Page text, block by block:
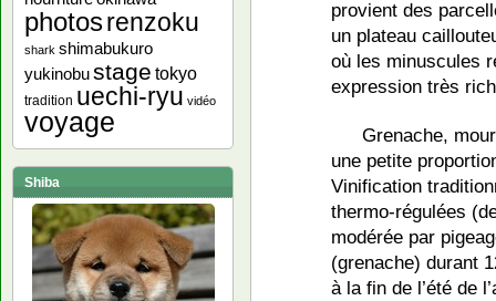
provient des
un plateau
où les minuscules
expression très
Grenache,
une petite
Vinification
thermo-régulées
modérée par
(grenache) durant
à la fin de l’été de
photosrenzoku
shark shimabukuro
yukinobustage tokyo
tradition uechi-ryu vidéo
voyage
Shiba